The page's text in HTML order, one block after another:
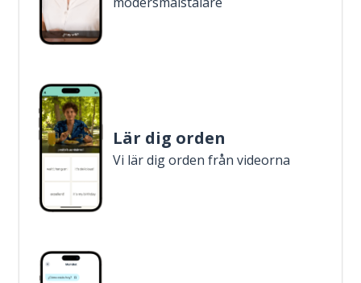
Lär dig orden
Vi lär dig orden från videorna